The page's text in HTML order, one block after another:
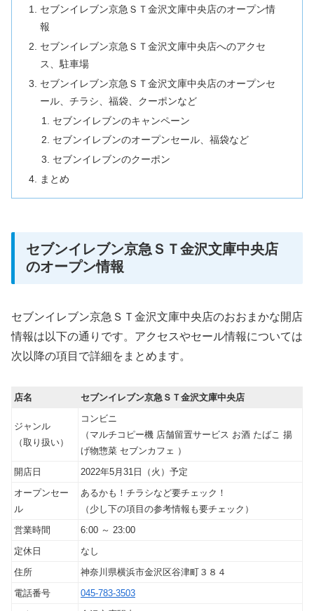
セブンイレブン京急ＳＴ金沢文庫中央店のオープン情
報
セブンイレブン京急ＳＴ金沢文庫中央店へのアクセ
ス、駐車場
セブンイレブン京急ＳＴ金沢文庫中央店のオープンセ
ール、チラシ、福袋、クーポンなど
セブンイレブンのキャンペーン
セブンイレブンのオープンセール、福袋など
セブンイレブンのクーポン
まとめ
セブンイレブン京急ＳＴ金沢文庫中央店
のオープン情報
セブンイレブン京急ＳＴ金沢文庫中央店のおおまかな開店
情報は以下の通りです。アクセスやセール情報については
次以降の項目で詳細をまとめます。
店名 セブンイレブン京急ＳＴ金沢文庫中央店
ジャンル
（取り扱い）
コンビニ
（マルチコピー機 店舗留置サービス お酒 たばこ 揚
げ物惣菜 セブンカフェ ）
開店日
2022年5月31日（火）予定
オープンセー
ル
あるかも！チラシなど要チェック！
（少し下の項目の参考情報も要チェック）
営業時間
6:00 ～ 23:00
定休日
なし
住所
神奈川県横浜市金沢区谷津町３８４
電話番号
045-783-3503